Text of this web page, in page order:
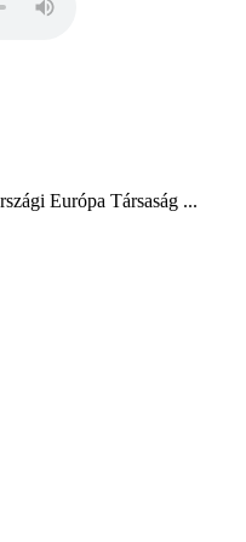
Európa Társaság ...